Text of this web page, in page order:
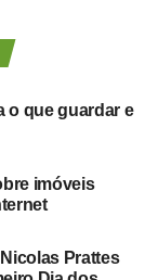
o
de
para cargos de
como
o que guardar e
imóveis
Prattes